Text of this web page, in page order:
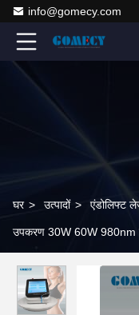
info@gomecy.com
घर > उत्पादों > एंडोलिफ्ट
उपकरण 30W 60W 980nm